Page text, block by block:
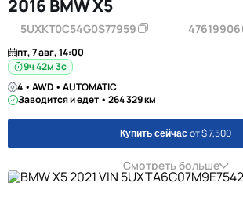
2016 BMW X5
5UXKT0C54G0S77959 47619906
пт, 7 авг, 14:00
9ч 42м 2с
4 • AWD • AUTOMATIC
Заводится и едет • 264 329 км
Купить сейчас от $ 7,500
Смотреть больше